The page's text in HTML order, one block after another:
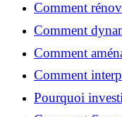
Comment
une maison
Comment
avec Action
Comment
âgées et obtenir
Comment
en retenir
Pourquoi
un choix sûr ?